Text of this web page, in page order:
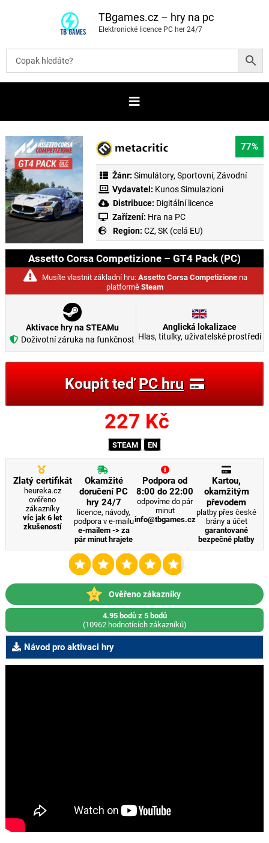
t
b
TBgames.cz – hry na pc
Elektronické licence PC her 24/7
77%
Žánr: Simulátory, Sportovní, Závodní
Vydavatel: Kunos Simulazioni
Distribuce: Digitální licence
Zařízení: Hra na PC
Region: CZ, SK (celá EU)
Assetto Corsa Competizione – GT4 Pack (PC)
Musíte vlastnit základní hru: Assetto Corsa Competizionena
platformě Steam
Aktivace hry na STEAMu
Doživotní záruka na funkčnost
Anglická lokalizace
Hlas, titulky, uživatelské prostředí
Koupit teďPC hru
227 Kč
STEAM EN
Zlatý certifikát
heureka.cz
ověřeno
zákazníky
víc jak 6 let
zkušeností
Okamžité
doručení PC
hry 24/7
licence, návody,
podpora v e-mailu
e-mailem -> za
pár minut hrajete
Podpora od
8:00 do 22:00
odpovíme do pár
minut
info@tbgames.cz
Kartou,
okamžitým
převodem
platby přes české
brány a účet
garantované
bezpečné platby
Ověřeno zákazníky
4.95 bodů z 5 bodů
(10962 hodnotících zákazníků)
Návod pro aktivaci hry